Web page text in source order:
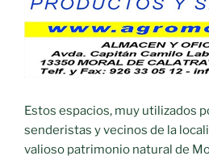
Estos espacios, muy utilizados
senderistas y vecinos de la
valioso patrimonio natural de